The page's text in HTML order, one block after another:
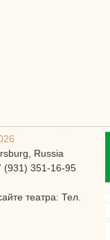
Russia
(931) 351-16-95
театра: Тел.